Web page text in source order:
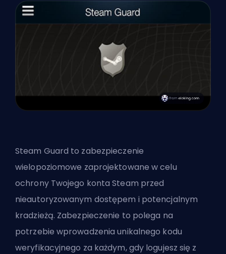
Steam Guard to zabezpieczenie
wielopoziomowe zaprojektowane w celu
ochrony Twojego konta Steam przed
nieautoryzowanym dostępem i potencjalnym
kradzieżą. Zabezpieczenie to polega na
potrzebie wprowadzenia unikalnego kodu
weryfikacyjnego za każdym, gdy logujesz się z